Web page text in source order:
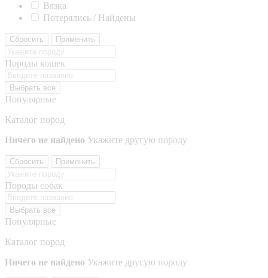
Вязка
Потерялись / Найдены
Сбросить Применить
Породы кошек
Выбрать все
Популярные
Каталог пород
Ничего не найдено Укажите другую породу
Сбросить Применить
Породы собак
Выбрать все
Популярные
Каталог пород
Ничего не найдено Укажите другую породу